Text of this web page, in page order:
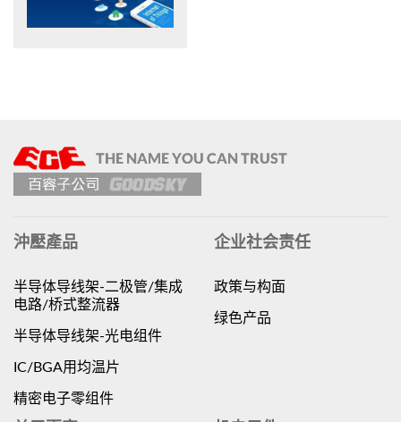
沖壓產品
半导体导线架-二极管/集成
电路/桥式整流器
半导体导线架-光电组件
IC/BGA用均温片
精密电子零组件
企业社会责任
政策与构面
绿色产品